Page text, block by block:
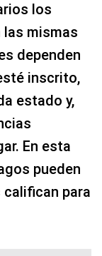
los
las mismas
dependen
inscrito,
estado y,
En esta
pueden
para